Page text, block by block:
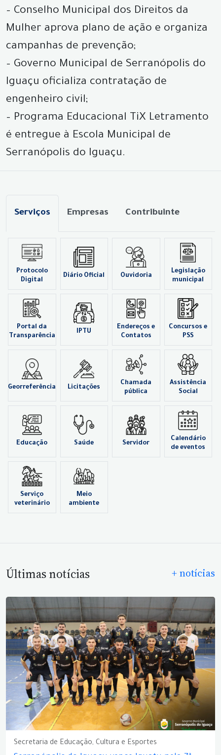
– Conselho Municipal dos Direitos da
Mulher aprova plano de ação e organiza
campanhas de prevenção;
– Governo Municipal de Serranópolis do
Iguaçu oficializa contratação de
engenheiro civil;
– Programa Educacional TiX Letramento
é entregue à Escola Municipal de
Serranópolis do Iguaçu.
Serviços Empresas Contribuinte
Protocolo
Digital
Diário Oficial Ouvidoria
Legislação
municipal
Portal da
Transparência
IPTU
Endereços e
Contatos
Concursos e
PSS
Georreferência Licitações
Chamada
pública
Assistência
Social
Educação Saúde Servidor
Calendário
de eventos
Serviço
veterinário
Meio
ambiente
Últimas notícias + notícias
Secretaria de Educação, Cultura e Esportes